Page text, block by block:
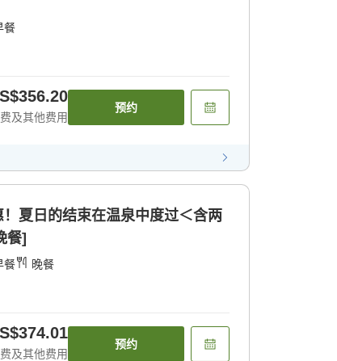
餐
S$356.20
及其他费用
预约
夏日的结束在温泉中度过＜含两
餐]
餐 晚餐
S$374.01
及其他费用
预约